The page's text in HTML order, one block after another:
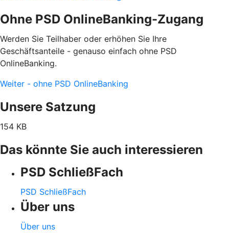
Ohne PSD OnlineBanking-Zugang
Werden Sie Teilhaber oder erhöhen Sie Ihre
Geschäftsanteile - genauso einfach ohne PSD
OnlineBanking.
Weiter - ohne PSD OnlineBanking
Unsere Satzung
154 KB
Das könnte Sie auch interessieren
PSD SchließFach
PSD SchließFach
Über uns
Über uns